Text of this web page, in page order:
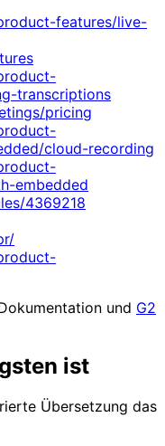
features/live-
transcriptions
pricing
cloud-recording
embedded
4369218
und G2
ist
Übersetzung das